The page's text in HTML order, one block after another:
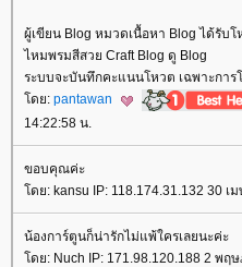
ผู้เขียน Blog หมวดเนื้อหา Blog ได้รับโ
ไหมพรมสีสวย Craft Blog ดู Blog
ระบบจะบันทึกคะแนนโหวต เฉพาะกา
ดย: pantawan
14:22:58 น.
ขอบคุณค่ะ
ดย: kansu IP: 118.174.31.132 30 เ
น้องการ์ตูนก็น่ารักไม่แพ้ใครเลยนะค่ะ
ดย: Nuch IP: 171.98.120.188 2 พฤ